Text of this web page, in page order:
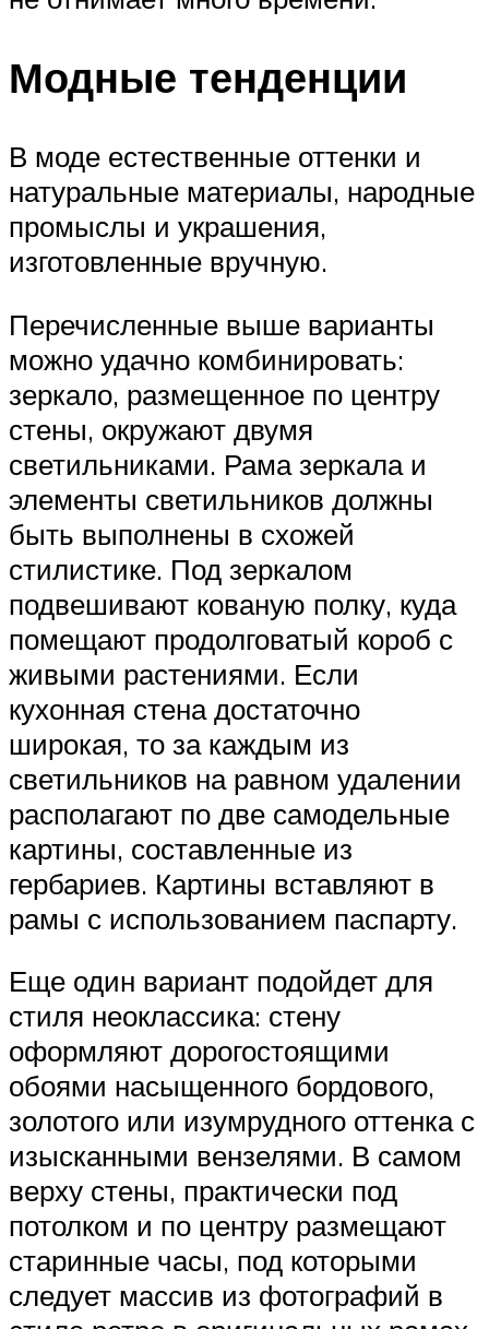
Модные тенденции
В моде естественные оттенки и
натуральные материалы, народные
промыслы и украшения,
изготовленные вручную.
Перечисленные выше варианты
можно удачно комбинировать:
зеркало, размещенное по центру
стены, окружают двумя
светильниками. Рама зеркала и
элементы светильников должны
быть выполнены в схожей
стилистике. Под зеркалом
подвешивают кованую полку, куда
помещают продолговатый короб с
живыми растениями. Если
кухонная стена достаточно
широкая, то за каждым из
светильников на равном удалении
располагают по две самодельные
картины, составленные из
гербариев. Картины вставляют в
рамы с использованием паспарту.
Еще один вариант подойдет для
стиля неоклассика: стену
оформляют дорогостоящими
обоями насыщенного бордового,
золотого или изумрудного оттенка с
изысканными вензелями. В самом
верху стены, практически под
потолком и по центру размещают
старинные часы, под которыми
следует массив из фотографий в